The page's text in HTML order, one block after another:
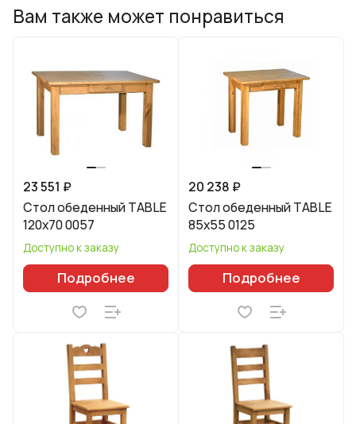
Вам также может понравиться
23 551 ₽
Стол обеденный TABLE
120x70 0057
Доступно к заказу
Подробнее
20 238 ₽
Стол обеденный TABLE
85x55 0125
Доступно к заказу
Подробнее